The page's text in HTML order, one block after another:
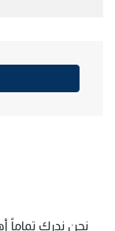
نحن ندرك تماماً